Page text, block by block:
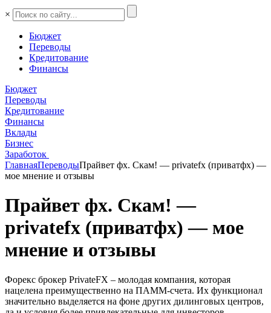
×
Бюджет
Переводы
Кредитование
Финансы
Бюджет
Переводы
Кредитование
Финансы
Вклады
Бизнес
Заработок
ГлавнаяПереводыПрайвет фх. Скам! — privatefx (приватфх) —
мое мнение и отзывы
Прайвет фх. Скам! —
privatefx (приватфх) — мое
мнение и отзывы
Форекс брокер PrivateFX – молодая компания, которая
нацелена преимущественно на ПАММ-счета. Их функционал
значительно выделяется на фоне других дилинговых центров,